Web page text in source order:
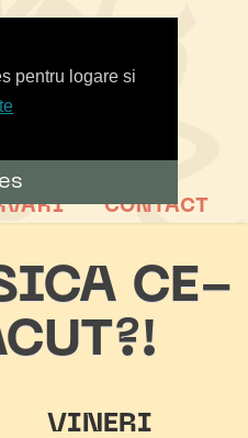
pentru logare si
CONTACT
CE-
VINERI